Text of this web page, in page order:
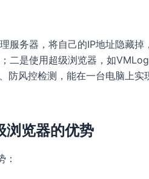
服务器，将自己的IP地址隐藏
二是使用超级浏览器，如
防风控检测，能在一台电脑上实
览器的优势